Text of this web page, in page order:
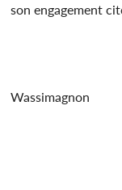
son engagement
Wassimagnon